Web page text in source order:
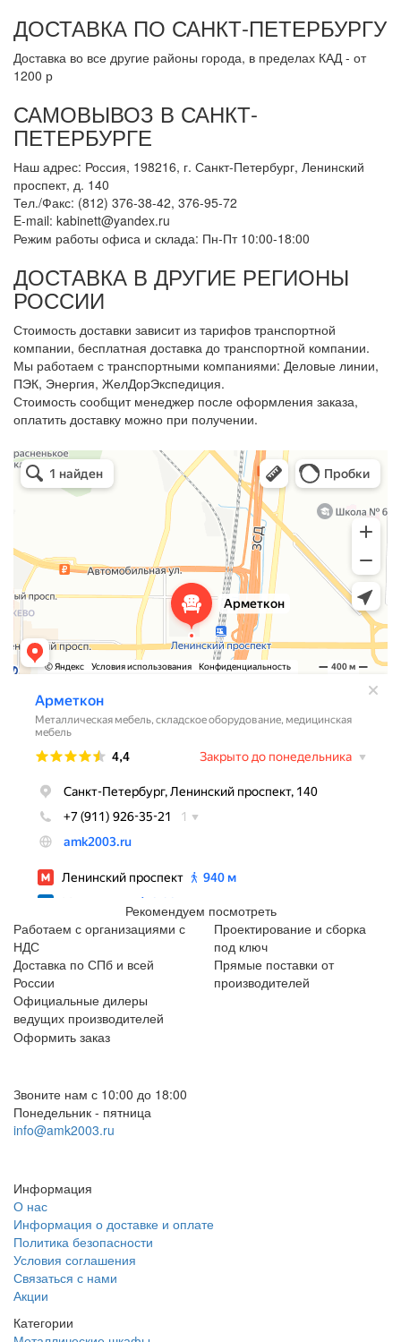
ДОСТАВКА ПО САНКТ-ПЕТЕРБУРГУ
Доставка во все другие районы города, в пределах КАД - от
1200 р
САМОВЫВОЗ В САНКТ-
ПЕТЕРБУРГЕ
Наш адрес: Россия, 198216, г. Санкт-Петербург, Ленинский
проспект, д. 140
Тел./Факс: (812) 376-38-42, 376-95-72
E-mail: kabinett@yandex.ru
Режим работы офиса и склада: Пн-Пт 10:00-18:00
ДОСТАВКА В ДРУГИЕ РЕГИОНЫ
РОССИИ
Стоимость доставки зависит из тарифов транспортной
компании, бесплатная доставка до транспортной компании.
Мы работаем с транспортными компаниями: Деловые линии,
ПЭК, Энергия, ЖелДорЭкспедиция.
Стоимость сообщит менеджер после оформления заказа,
оплатить доставку можно при получении.
Арметкон
Металлическая мебель в Санкт‑Петербурге
Торговое оборудование в Санкт‑Петербурге
Рекомендуем посмотреть
Работаем с организациями с
НДС
Проектирование и сборка
под ключ
Доставка по СПб и всей
России
Прямые поставки от
производителей
Официальные дилеры
ведущих производителей
Оформить заказ
Звоните нам с 10:00 до 18:00
Понедельник - пятница
info@amk2003.ru
Информация
О нас
Информация о доставке и оплате
Политика безопасности
Условия соглашения
Связаться с нами
Акции
Категории